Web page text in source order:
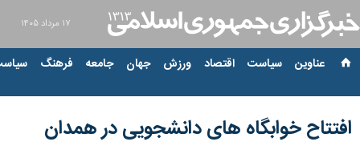
۱۷ مرداد ۱۴۰۵
عناوین‌ سیاست اقتصاد ورزش جهان جامعه فرهنگ
افتتاح خوابگاه های دانشجویی در همدان